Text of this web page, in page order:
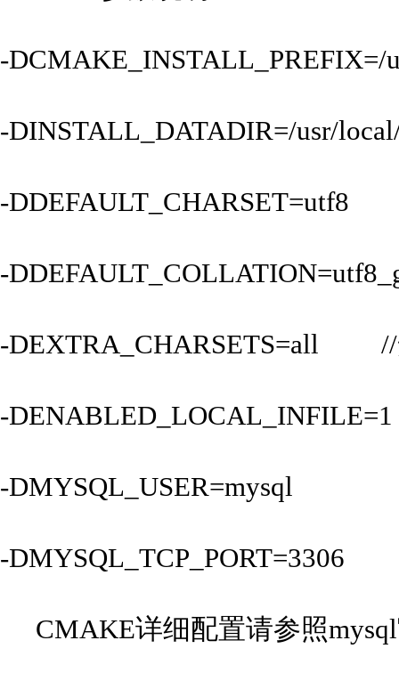
-
-DINSTALL_DATADIR=/usr/
-
-
-DEXTRA_CHARSETS=all //
-
-DMYSQL_USER=mysql
-DMYSQL_TCP_PORT=3306
CMAKE详细配置请参照